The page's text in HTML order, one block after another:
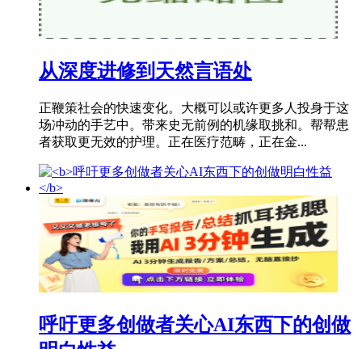
从深度进修到天然言语处
正鞭策社会的快速变化。大概可以或许更多人投身于这
场冲动的手艺中。带来史无前例的机缘取挑和。帮帮患
者获取更无效的护理。正在医疗范畴，正在金...
呼吁更多创做者关心AI东西下的创做